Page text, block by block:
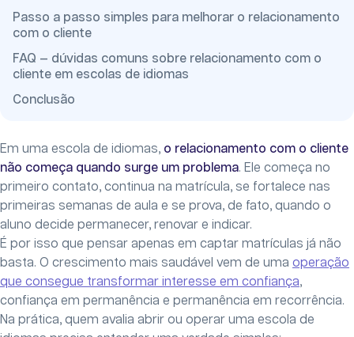
Passo a passo simples para melhorar o relacionamento
com o cliente
FAQ — dúvidas comuns sobre relacionamento com o
cliente em escolas de idiomas
Conclusão
Em uma escola de idiomas, o relacionamento com o cliente
não começa quando surge um problema. Ele começa no
primeiro contato, continua na matrícula, se fortalece nas
primeiras semanas de aula e se prova, de fato, quando o
aluno decide permanecer, renovar e indicar.
É por isso que pensar apenas em captar matrículas já não
basta. O crescimento mais saudável vem de uma operação
que consegue transformar interesse em confiança,
confiança em permanência e permanência em recorrência.
Na prática, quem avalia abrir ou operar uma escola de